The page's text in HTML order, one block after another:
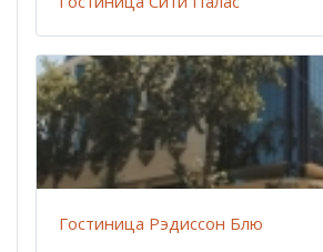
Гостиница Рэдиссон Блю